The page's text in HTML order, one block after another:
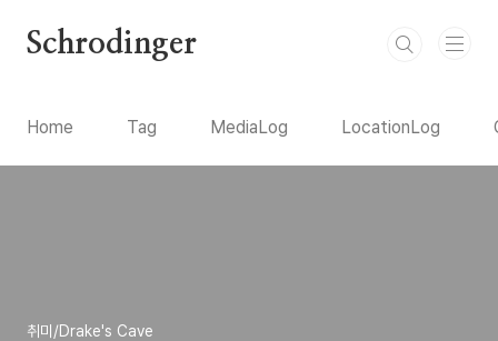
Schrodinger
Home Tag MediaLog LocationLog
취미/Drake's Cave